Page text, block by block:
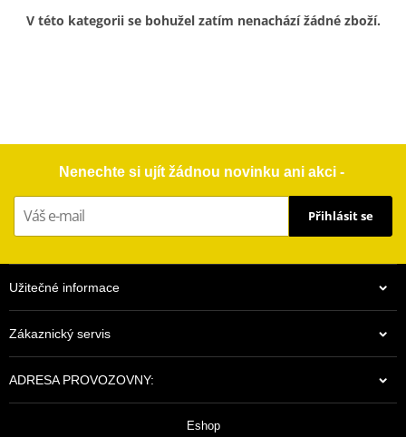
V této kategorii se bohužel zatím nenachází žádné zboží.
Nenechte si ujít žádnou novinku ani akci -
Přihlásit se
Užitečné informace
Zákaznický servis
ADRESA PROVOZOVNY:
Eshop